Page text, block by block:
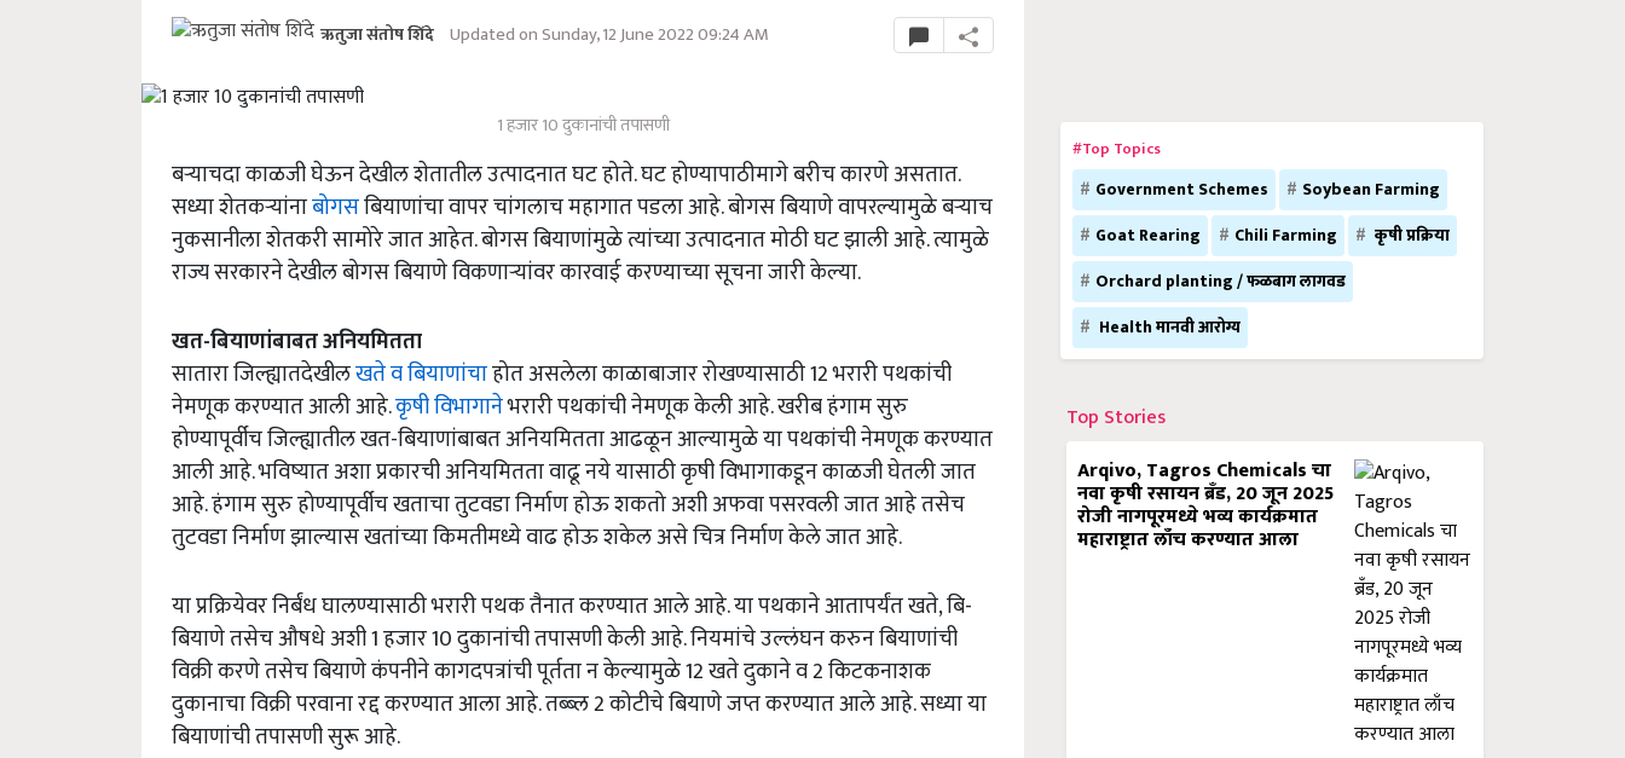
ऋतुजा संतोष शिंदे Updated on Sunday, 12 June 2022 09:24 AM
1 हजार 10 दुकानांची तपासणी
बऱ्याचदा काळजी घेऊन देखील शेतातील उत्पादनात घट होते. घट होण्यापाठीमागे बरीच कारणे असतात.
सध्या शेतकऱ्यांनाबोगसबियाणांचा वापर चांगलाच महागात पडला आहे. बोगस बियाणे वापरल्यामुळे बऱ्याच
नुकसानीला शेतकरी सामोरे जात आहेत. बोगस बियाणांमुळे त्यांच्या उत्पादनात मोठी घट झाली आहे. त्यामुळे
राज्य सरकारने देखील बोगस बियाणे विकणाऱ्यांवर कारवाई करण्याच्या सूचना जारी केल्या.
खत-बियाणांबाबत अनियमितता
सातारा जिल्ह्यातदेखीलखते व बियाणांचाहोत असलेला काळाबाजार रोखण्यासाठी 12 भरारी पथकांची
नेमणूक करण्यात आली आहे.कृषी विभागानेभरारी पथकांची नेमणूक केली आहे. खरीब हंगाम सुरु
होण्यापूर्वीच जिल्ह्यातील खत-बियाणांबाबत अनियमितता आढळून आल्यामुळे या पथकांची नेमणूक करण्यात
आली आहे. भविष्यात अशा प्रकारची अनियमितता वाढू नये यासाठी कृषी विभागाकडून काळजी घेतली जात
आहे. हंगाम सुरु होण्यापूर्वीच खताचा तुटवडा निर्माण होऊ शकतो अशी अफवा पसरवली जात आहे तसेच
तुटवडा निर्माण झाल्यास खतांच्या किमतीमध्ये वाढ होऊ शकेल असे चित्र निर्माण केले जात आहे.
या प्रक्रियेवर निर्बंध घालण्यासाठी भरारी पथक तैनात करण्यात आले आहे. या पथकाने आतापर्यंत खते, बि-
बियाणे तसेच औषधे अशी 1 हजार 10 दुकानांची तपासणी केली आहे. नियमांचे उल्लंघन करुन बियाणांची
विक्री करणे तसेच बियाणे कंपनीने कागदपत्रांची पूर्तता न केल्यामुळे 12 खते दुकाने व 2 किटकनाशक
दुकानाचा विक्री परवाना रद्द करण्यात आला आहे. तब्ब्ल 2 कोटीचे बियाणे जप्त करण्यात आले आहे. सध्या या
बियाणांची तपासणी सुरू आहे.
#Top Topics
Government Schemes
Soybean Farming
Goat Rearing
Chili Farming
कृषी प्रक्रिया
Orchard planting / फळबाग लागवड
Health मानवी आरोग्य
Top Stories
Arqivo, Tagros Chemicals चा
नवा कृषी रसायन ब्रँड, 20 जून 2025
रोजी नागपूरमध्ये भव्य कार्यक्रमात
महाराष्ट्रात लाँच करण्यात आला